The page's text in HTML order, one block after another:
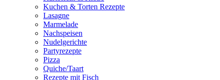
Kuchen & Torten Rezepte
Lasagne
Marmelade
Nachspeisen
Nudelgerichte
Partyrezepte
Pizza
Quiche/Taart
Rezepte mit Fisch